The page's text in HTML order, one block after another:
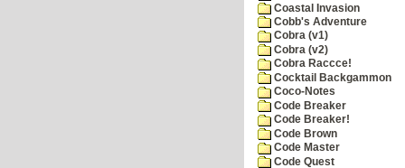
Coastal Invasion
Cobb's Adventure
Cobra (v1)
Cobra (v2)
Cobra Raccce!
Cocktail Backgammon
Coco-Notes
Code Breaker
Code Breaker!
Code Brown
Code Master
Code Quest